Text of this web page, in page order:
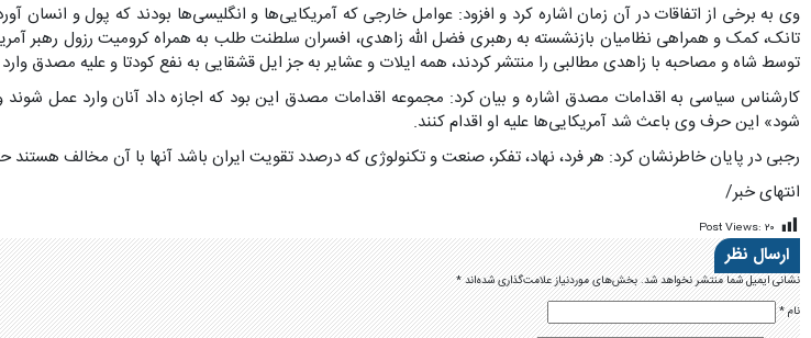
وی به برخی از اتفاقات در آن زمان اشاره کرد و افزود: عوامل خارجی که آمریکایی‌ها و انگلیسی‌ها بودند که پول و انسان
تانک، کمک و همراهی نظامیان بازنشسته به رهبری فضل الله زاهدی، افسران سلطنت طلب به همراه کرومیت رزول رهبر
توسط شاه و مصاحبه با زاهدی مطالبی را منتشر کردند، همه ایلات و عشایر به جز ایل قشقایی به نفع کودتا و علیه مصدق
کارشناس سیاسی به اقدامات مصدق اشاره و بیان کرد: مجموعه اقدامات مصدق این بود که اجازه داد آنان وارد عمل
شود» این حرف وی باعث شد آمریکایی‌ها علیه او اقدام کنند.
رجبی در پایان خاطرنشان کرد: هر فرد، نهاد، تفکر، صنعت و تکنولوژی که درصدد تقویت ایران باشد آنها با آن مخالف
انتهای خبر/
Post Views: ۲۰
ارسال نظر
نشانی ایمیل شما منتشر نخواهد شد.بخش‌های موردنیاز علامت‌گذاری شده‌اند*
نام*